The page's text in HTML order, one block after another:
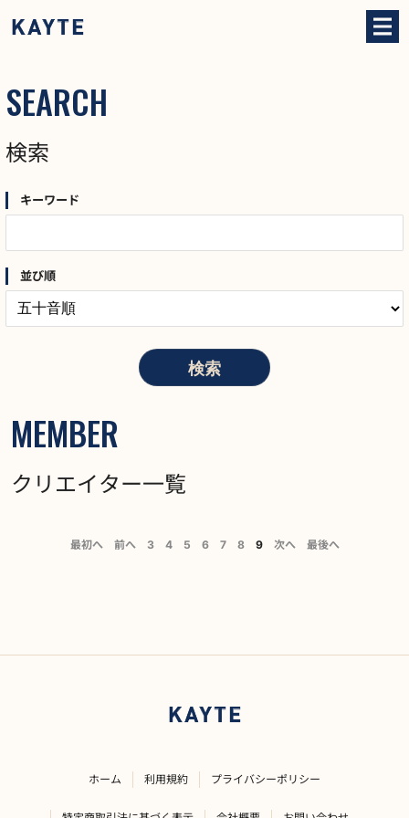
SEARCH
検索
キーワード
並び順
検索
MEMBER
クリエイター一覧
最初へ 前へ 3 4 5 6 7 8 9 次へ 最後へ
ホーム 利用規約 プライバシーポリシー